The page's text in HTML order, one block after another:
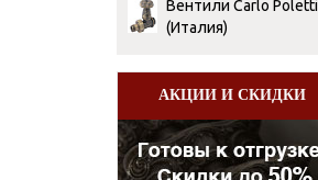
Вентили Сarlo Poletti
(Италия)
АКЦИИ И СКИДКИ